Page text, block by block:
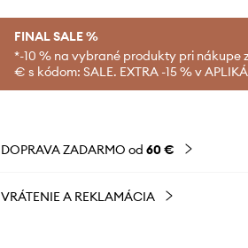
FINAL SALE %
*-10 % na vybrané produkty pri nákupe
€ s kódom: SALE. EXTRA -15 % v
DOPRAVA ZADARMO od 60 €
VRÁTENIE A REKLAMÁCIA